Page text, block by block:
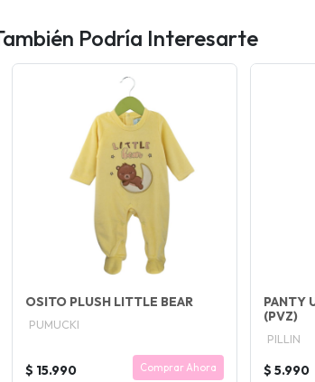
Podría Interesarte
OSITO PLUSH LITTLE BEAR
PUMUCKI
$ 15.990 Comprar Ahora
PANTY
(PVZ)
PILLIN
$ 5.990